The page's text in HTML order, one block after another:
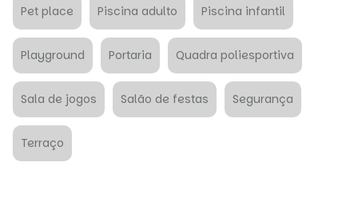
Pet place Piscina adulto Piscina infantil
Playground Portaria Quadra poliesportiva
Sala de jogos Salão de festas Segurança
Terraço